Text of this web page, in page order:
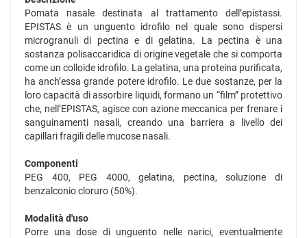
Pomata nasale destinata al trattamento dell’epistassi.
EPISTAS è un unguento idrofilo nel quale sono dispersi
microgranuli di pectina e di gelatina. La pectina è una
sostanza polisaccaridica di origine vegetale che si comporta
come un colloide idrofilo. La gelatina, una proteina purificata,
ha anch’essa grande potere idrofilo. Le due sostanze, per la
loro capacità di assorbire liquidi, formano un “film” protettivo
che, nell’EPISTAS, agisce con azione meccanica per frenare i
sanguinamenti nasali, creando una barriera a livello dei
capillari fragili delle mucose nasali.
Componenti
PEG 400, PEG 4000, gelatina, pectina, soluzione di
benzalconio cloruro (50%).
Modalità d'uso
Porre una dose di unguento nelle narici, eventualmente